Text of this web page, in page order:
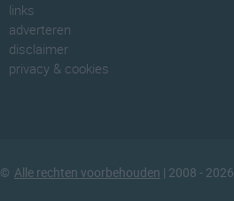
links
adverteren
disclaimer
privacy & cookies
© Alle rechten voorbehouden | 2008 - 2026